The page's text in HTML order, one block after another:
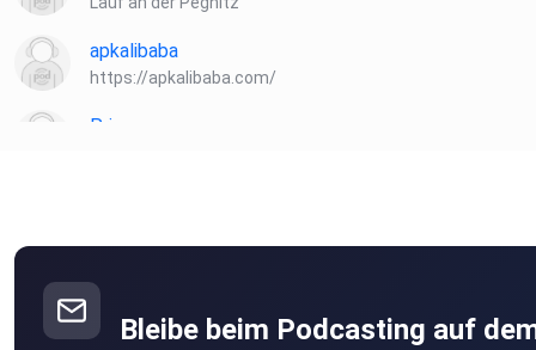
apkalibaba
https://apkalibaba.com/
Priamos
Turkan
Bleibe beim Podcasting auf